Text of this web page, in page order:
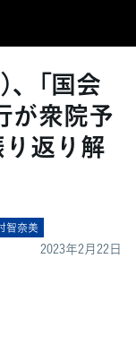
、「国会
が衆院予
返り解
智奈美
2023年2月22日